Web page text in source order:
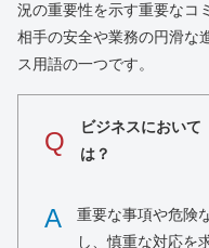
況の重要性を示す重要なコ
相手の安全や業務の円滑な
ス用語の一つです。
Q
ビジネスにおいて
は？
A
重要な事項や危険
し、慎重な対応を